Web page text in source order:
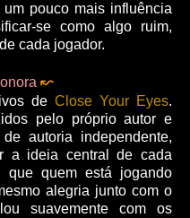
pouco mais influência
se como algo ruim,
cada jogador.
↜
deClose Your Eyes.
pelo próprio autor e
autoria independente,
a ideia central de cada
que quem está jogando
alegria junto com o
suavemente com os